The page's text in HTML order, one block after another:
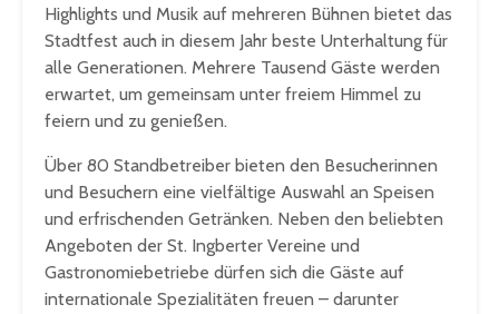
Highlights und Musik auf mehreren Bühnen bietet das
Stadtfest auch in diesem Jahr beste Unterhaltung für
alle Generationen. Mehrere Tausend Gäste werden
erwartet, um gemeinsam unter freiem Himmel zu
feiern und zu genießen.
Über 80 Standbetreiber bieten den Besucherinnen
und Besuchern eine vielfältige Auswahl an Speisen
und erfrischenden Getränken. Neben den beliebten
Angeboten der St. Ingberter Vereine und
Gastronomiebetriebe dürfen sich die Gäste auf
internationale Spezialitäten freuen – darunter